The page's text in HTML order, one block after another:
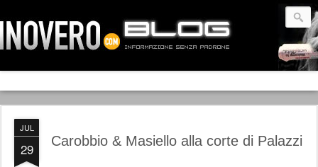
JUL
29 Carobbio & Masiello alla corte di Palazzi